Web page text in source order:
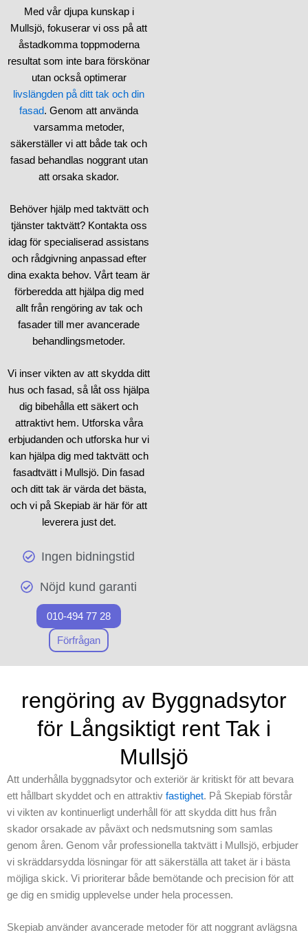
Med vår djupa kunskap i
Mullsjö, fokuserar vi oss på att
åstadkomma toppmoderna
resultat som inte bara förskönar
utan också optimerar
livslängden på ditt tak och din
fasad. Genom att använda
varsamma metoder,
säkerställer vi att både tak och
fasad behandlas noggrant utan
att orsaka skador.
Behöver hjälp med taktvätt och
tjänster taktvätt? Kontakta oss
idag för specialiserad assistans
och rådgivning anpassad efter
dina exakta behov. Vårt team är
förberedda att hjälpa dig med
allt från rengöring av tak och
fasader till mer avancerade
behandlingsmetoder.
Vi inser vikten av att skydda ditt
hus och fasad, så låt oss hjälpa
dig bibehålla ett säkert och
attraktivt hem. Utforska våra
erbjudanden och utforska hur vi
kan hjälpa dig med taktvätt och
fasadtvätt i Mullsjö. Din fasad
och ditt tak är värda det bästa,
och vi på Skepiab är här för att
leverera just det.
Ingen bidningstid
Nöjd kund garanti
010-494 77 28
Förfrågan
rengöring av Byggnadsytor
för Långsiktigt rent Tak i
Mullsjö
Att underhålla byggnadsytor och exteriör är kritiskt för att bevara
ett hållbart skyddet och en attraktiv fastighet. På Skepiab förstår
vi vikten av kontinuerligt underhåll för att skydda ditt hus från
skador orsakade av påväxt och nedsmutsning som samlas
genom åren. Genom vår professionella taktvätt i Mullsjö, erbjuder
vi skräddarsydda lösningar för att säkerställa att taket är i bästa
möjliga skick. Vi prioriterar både bemötande och precision för att
ge dig en smidig upplevelse under hela processen.
Skepiab använder avancerade metoder för att noggrant avlägsna